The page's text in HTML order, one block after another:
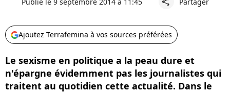
Ajoutez Terrafemina à vos sources préférées
Le sexisme en politique a la peau dure et
n'épargne évidemment pas les journalistes qui
traitent au quotidien cette actualité. Dans le